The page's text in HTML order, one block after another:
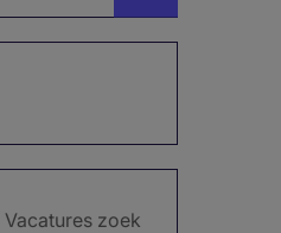
Vacatures zoek